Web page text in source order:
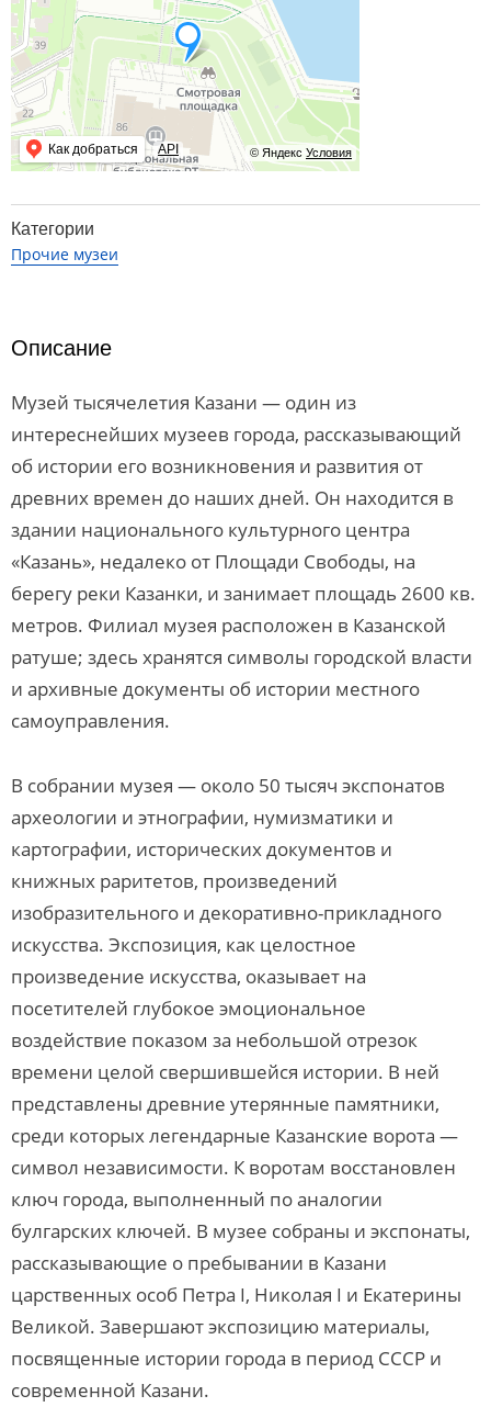
© Яндекс Условия
Как добраться API
Категории
Прочие музеи
Описание
Музей тысячелетия Казани — один из
интереснейших музеев города, рассказывающий
об истории его возникновения и развития от
древних времен до наших дней. Он находится в
здании национального культурного центра
«Казань», недалеко от Площади Свободы, на
берегу реки Казанки, и занимает площадь 2600 кв.
метров. Филиал музея расположен в Казанской
ратуше; здесь хранятся символы городской власти
и архивные документы об истории местного
самоуправления.
В собрании музея — около 50 тысяч экспонатов
археологии и этнографии, нумизматики и
картографии, исторических документов и
книжных раритетов, произведений
изобразительного и декоративно-прикладного
искусства. Экспозиция, как целостное
произведение искусства, оказывает на
посетителей глубокое эмоциональное
воздействие показом за небольшой отрезок
времени целой свершившейся истории. В ней
представлены древние утерянные памятники,
среди которых легендарные Казанские ворота —
символ независимости. К воротам восстановлен
ключ города, выполненный по аналогии
булгарских ключей. В музее собраны и экспонаты,
рассказывающие о пребывании в Казани
царственных особ Петра I, Николая I и Екатерины
Великой. Завершают экспозицию материалы,
посвященные истории города в период СССР и
современной Казани.